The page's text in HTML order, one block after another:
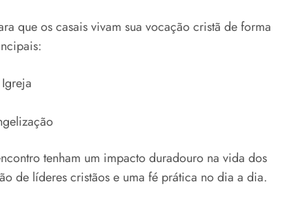
que os casais vivam sua vocação cristã de forma
tenham um impacto duradouro na vida dos
de líderes cristãos e uma fé prática no dia a dia.